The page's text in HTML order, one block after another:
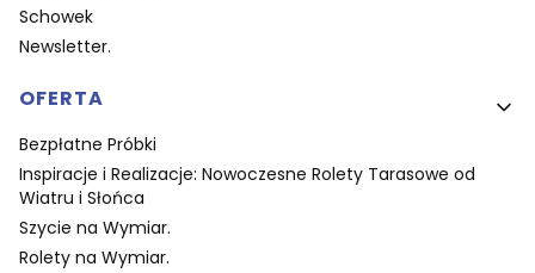
Schowek
Newsletter.
OFERTA
Bezpłatne Próbki
Inspiracje i Realizacje: Nowoczesne Rolety Tarasowe od
Wiatru i Słońca
Szycie na Wymiar.
Rolety na Wymiar.